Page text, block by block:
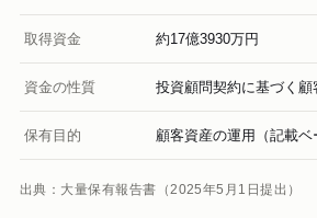
取得資金 約17億3930万円
資金の性質 投資顧問契約に基づく顧
保有目的 顧客資産の運用（記載ベ
出典：大量保有報告書（2025年5月1日提出）